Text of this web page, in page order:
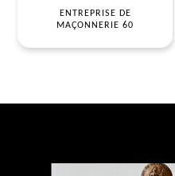
ENTREPRISE DE
MAÇONNERIE 60